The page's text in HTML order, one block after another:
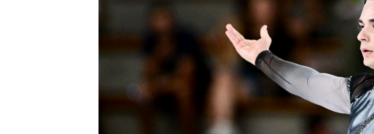
SKATE4ALL
Calendario Ricerca Impianti Feed